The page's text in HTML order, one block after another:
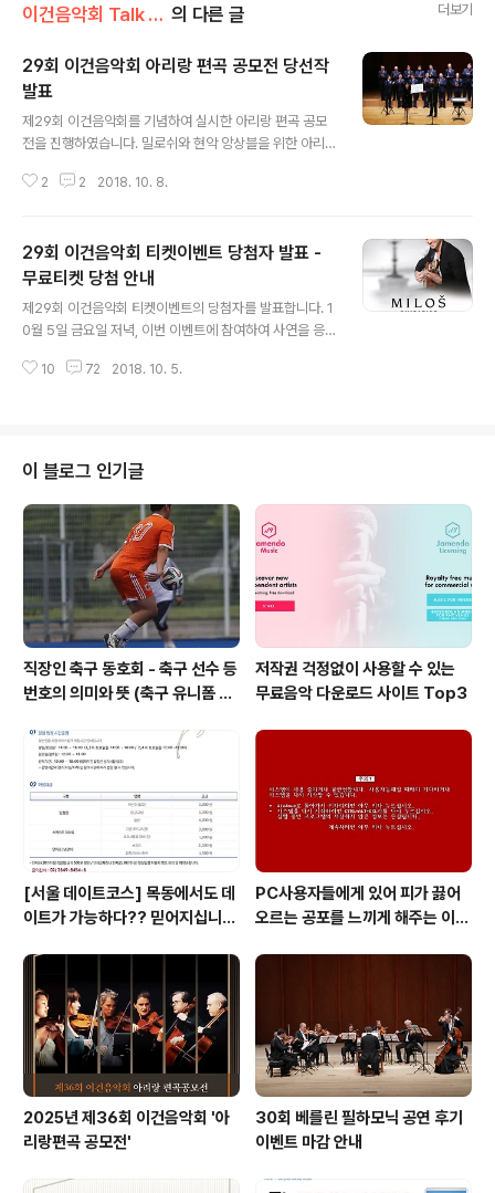
이건음악회 Talk Talk/음악회 톡톡 의 다른 글 더보기
29회 이건음악회 아리랑 편곡 공모전 당선작
발표
제29회 이건음악회를 기념하여 실시한 아리랑 편곡 공모
전을 진행하였습니다. 밀로쉬와 현악 앙상블을 위한 아리
우수 작품이 선정되었습니다. (본 사진은 28회 당선자 김
품명 : 아리랑 변주곡- 작품 설명"2가지의 아리랑을 접목
시켜 드라마틱하게 표현해 보았습니다. 잔잔하게 시작해서
희망을 노래하다가 위기로 고조되어서 마무리 짓는 양상으
로, 한편의 이야기를 곡으로 나타내 보려고 하였습니다."*
참고 - 악보는 공연 종료 후 이건음악회 블로그를 통해 공
유 예정입니다. / *우수작 개별 연락 최우수 작품으로 선정
2 2 2018. 10. 8.
29회 이건음악회 티켓이벤트 당첨자 발표 -
무료티켓 당첨 안내
제29회 이건음악회 티켓이벤트의 당첨자를 발표합니다. 1
0월 5일 금요일 저녁, 이번 이벤트에 참여하여 사연을 응
립니다. (문자티켓) 금요일 저녁 당첨 소식을 전해드릴 수
가요? 댓글로 행복을 나눕시다! 축하드립니다!!
10 72 2018. 10. 5.
이 블로그 인기글
직장인 축구 동호회 - 축구 선수 등
번호의 의미와 뜻 (축구 유니폼 번
저작권 걱정없이 사용할 수 있는
무료음악 다운로드 사이트 Top3
[서울 데이트코스] 목동에서도 데
이트가 가능하다?? 믿어지십니
PC사용자들에게 있어 피가 끓어
오르는 공포를 느끼게 해주는 이
드 스크린이 있다는 사실!! 알고 계
2025년 제36회 이건음악회 '아
리랑편곡 공모전'
30회 베를린 필하모닉 공연 후기
이벤트 마감 안내